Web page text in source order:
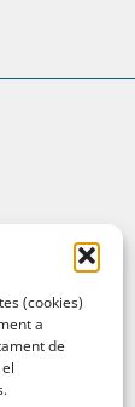
(cookies)
a
de